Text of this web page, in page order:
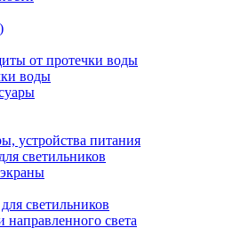
от протечки воды
воды
устройства питания
светильников
светильников
света